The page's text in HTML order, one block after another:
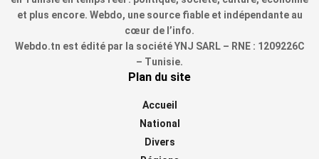
et plus encore. Webdo, une source fiable et indépendante au
cœur de l’info.
Webdo.tn est édité par la société YNJ SARL – RNE : 1209226C
– Tunisie.
Plan du site
Accueil
National
Divers